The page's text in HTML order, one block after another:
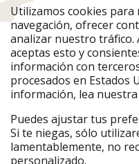
PiratinViaggio
VakantiePiraten
VoyagesPirates
Urlaubspiraten
TravelPirates
Nuestro grupo
HolidayPirates Group
Conócenos mejor
Utilizamos cookies
navegación, ofrecer
analizar nuestro tráfico.
aceptas esto y
información con
procesados en Estados
información, lea nuestra
Puedes ajustar tus
Si te niegas, sólo
lamentablemente, no
personalizado.